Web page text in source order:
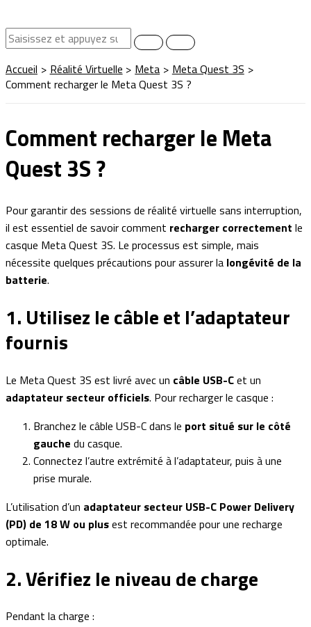
Accueil Réalité Virtuelle Meta
Meta Quest 3S
Comment recharger le Meta Quest 3S ?
Comment recharger le Meta
Quest 3S ?
Pour garantir des sessions de réalité virtuelle sans interruption,
il est essentiel de savoir comment recharger correctement le
casque Meta Quest 3S. Le processus est simple, mais
nécessite quelques précautions pour assurer la longévité de la
batterie.
1. Utilisez le câble et l’adaptateur
fournis
Le Meta Quest 3S est livré avec un câble USB-Cet un
adaptateur secteur officiels. Pour recharger le casque :
Branchez le câble USB-C dans le port situé sur le côté
gauche du casque.
Connectez l’autre extrémité à l’adaptateur, puis à une
prise murale.
L’utilisation d’un adaptateur secteur USB-C Power Delivery
(PD) de 18 W ou plusest recommandée pour une recharge
optimale.
2. Vérifiez le niveau de charge
Pendant la charge :